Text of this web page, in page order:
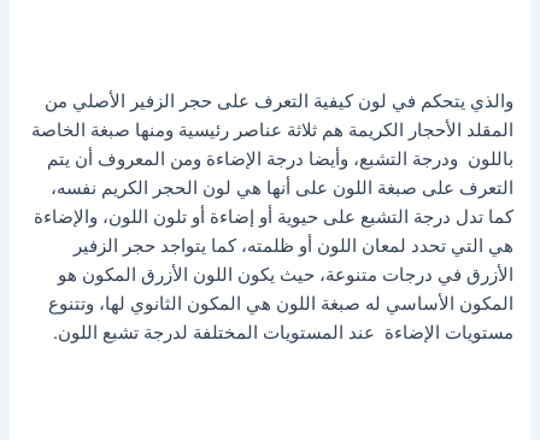
والذي يتحكم في لون كيفية التعرف على حجر الزفير الأصلي من
المقلد الأحجار الكريمة هم ثلاثة عناصر رئيسية ومنها صبغة الخاصة
باللون ودرجة التشبع، وأيضا درجة الإضاءة ومن المعروف أن يتم
التعرف على صبغة اللون على أنها هي لون الحجر الكريم نفسه،
كما تدل درجة التشبع على حيوية أو إضاءة أو تلون اللون، والإضاءة
هي التي تحدد لمعان اللون أو ظلمته، كما يتواجد حجر الزفير
الأزرق في درجات متنوعة، حيث يكون اللون الأزرق المكون هو
المكون الأساسي له صبغة اللون هي المكون الثانوي لها، وتتنوع
مستويات الإضاءة عند المستويات المختلفة لدرجة تشبع اللون.